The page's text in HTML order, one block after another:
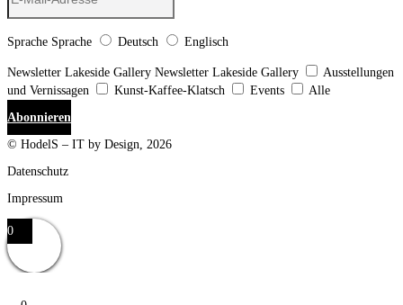
Sprache Sprache Deutsch Englisch
Newsletter Lakeside Gallery Newsletter Lakeside Gallery
Ausstellungen
und Vernissagen
Kunst-Kaffee-Klatsch Events
Alle
Abonnieren
© HodelS – IT by Design, 2026
Datenschutz
Impressum
0